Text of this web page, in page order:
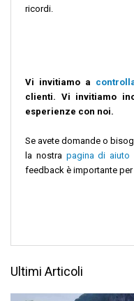
ricordi.
Vi invitiamo a
clienti. Vi invitiamo
esperienze con noi.
Se avete domande o
la nostra pagina di aiuto
feedback è importante per
Ultimi Articoli